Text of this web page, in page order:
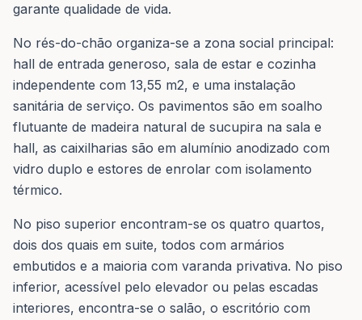
garante qualidade de vida.
No rés-do-chão organiza-se a zona social principal:
hall de entrada generoso, sala de estar e cozinha
independente com 13,55 m2, e uma instalação
sanitária de serviço. Os pavimentos são em soalho
flutuante de madeira natural de sucupira na sala e
hall, as caixilharias são em alumínio anodizado com
vidro duplo e estores de enrolar com isolamento
térmico.
No piso superior encontram-se os quatro quartos,
dois dos quais em suite, todos com armários
embutidos e a maioria com varanda privativa. No piso
inferior, acessível pelo elevador ou pelas escadas
interiores, encontra-se o salão, o escritório com